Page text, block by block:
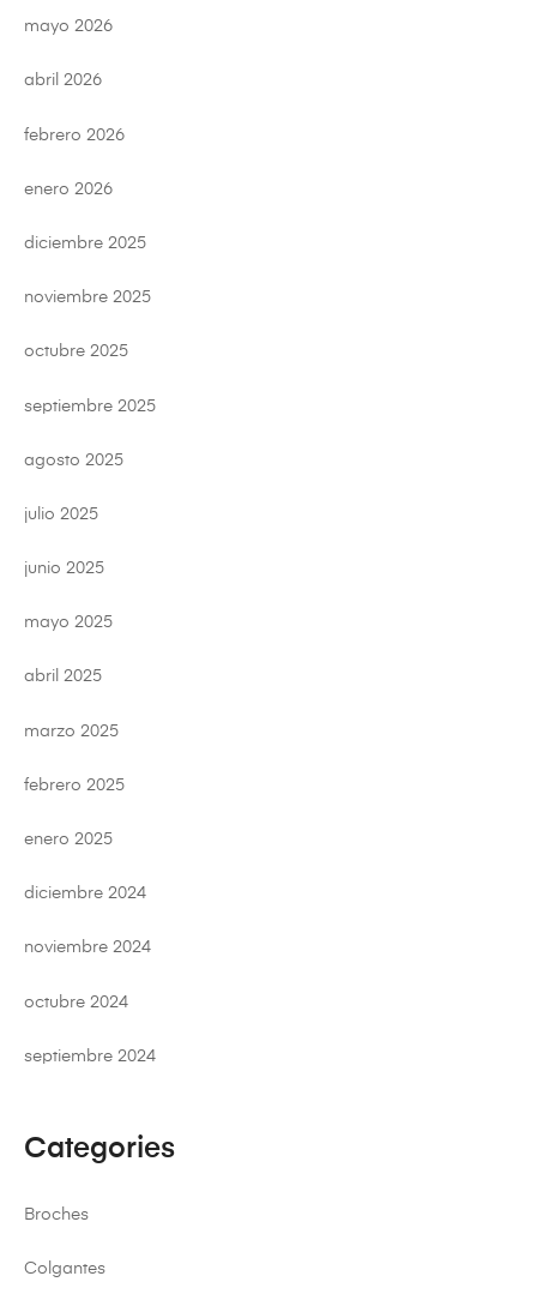
mayo 2026
abril 2026
febrero 2026
enero 2026
diciembre 2025
noviembre 2025
octubre 2025
septiembre 2025
agosto 2025
julio 2025
junio 2025
mayo 2025
abril 2025
marzo 2025
febrero 2025
enero 2025
diciembre 2024
noviembre 2024
octubre 2024
septiembre 2024
Categories
Broches
Colgantes